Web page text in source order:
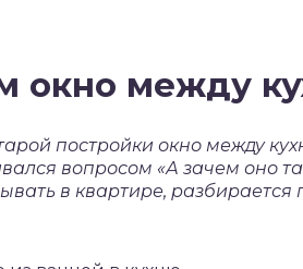
окно между
постройки окно между
вопросом «А зачем оно
в квартире,